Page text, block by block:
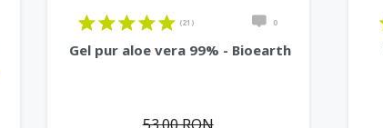
(21) 0
Gel pur aloe vera 99% - Bioearth